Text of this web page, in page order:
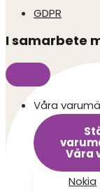
GDPR
I samarbete
Våra
Våra
Nokia